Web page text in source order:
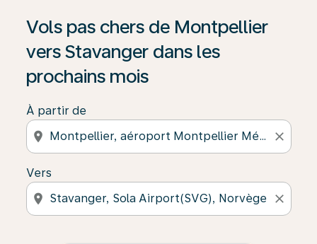
Vols pas chers de Montpellier
vers Stavanger dans les
prochains mois
À partir de
location_on close
Vers
location_on close